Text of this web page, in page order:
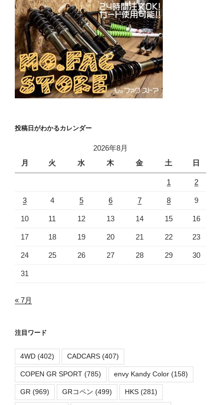
投稿日がわかるカレンダー
2026年8月
月
火 水 木 金 土 日
1 2
3 4 5 6 7 8 9
10 11 12 13 14 15 16
17 18 19 20 21 22 23
24 25 26 27 28 29 30
31
« 7月
注目ワード
4WD (402) CADCARS (407)
COPEN GR SPORT (785) envy Kandy Color (158)
GR (969) GRコペン (499) HKS (281)